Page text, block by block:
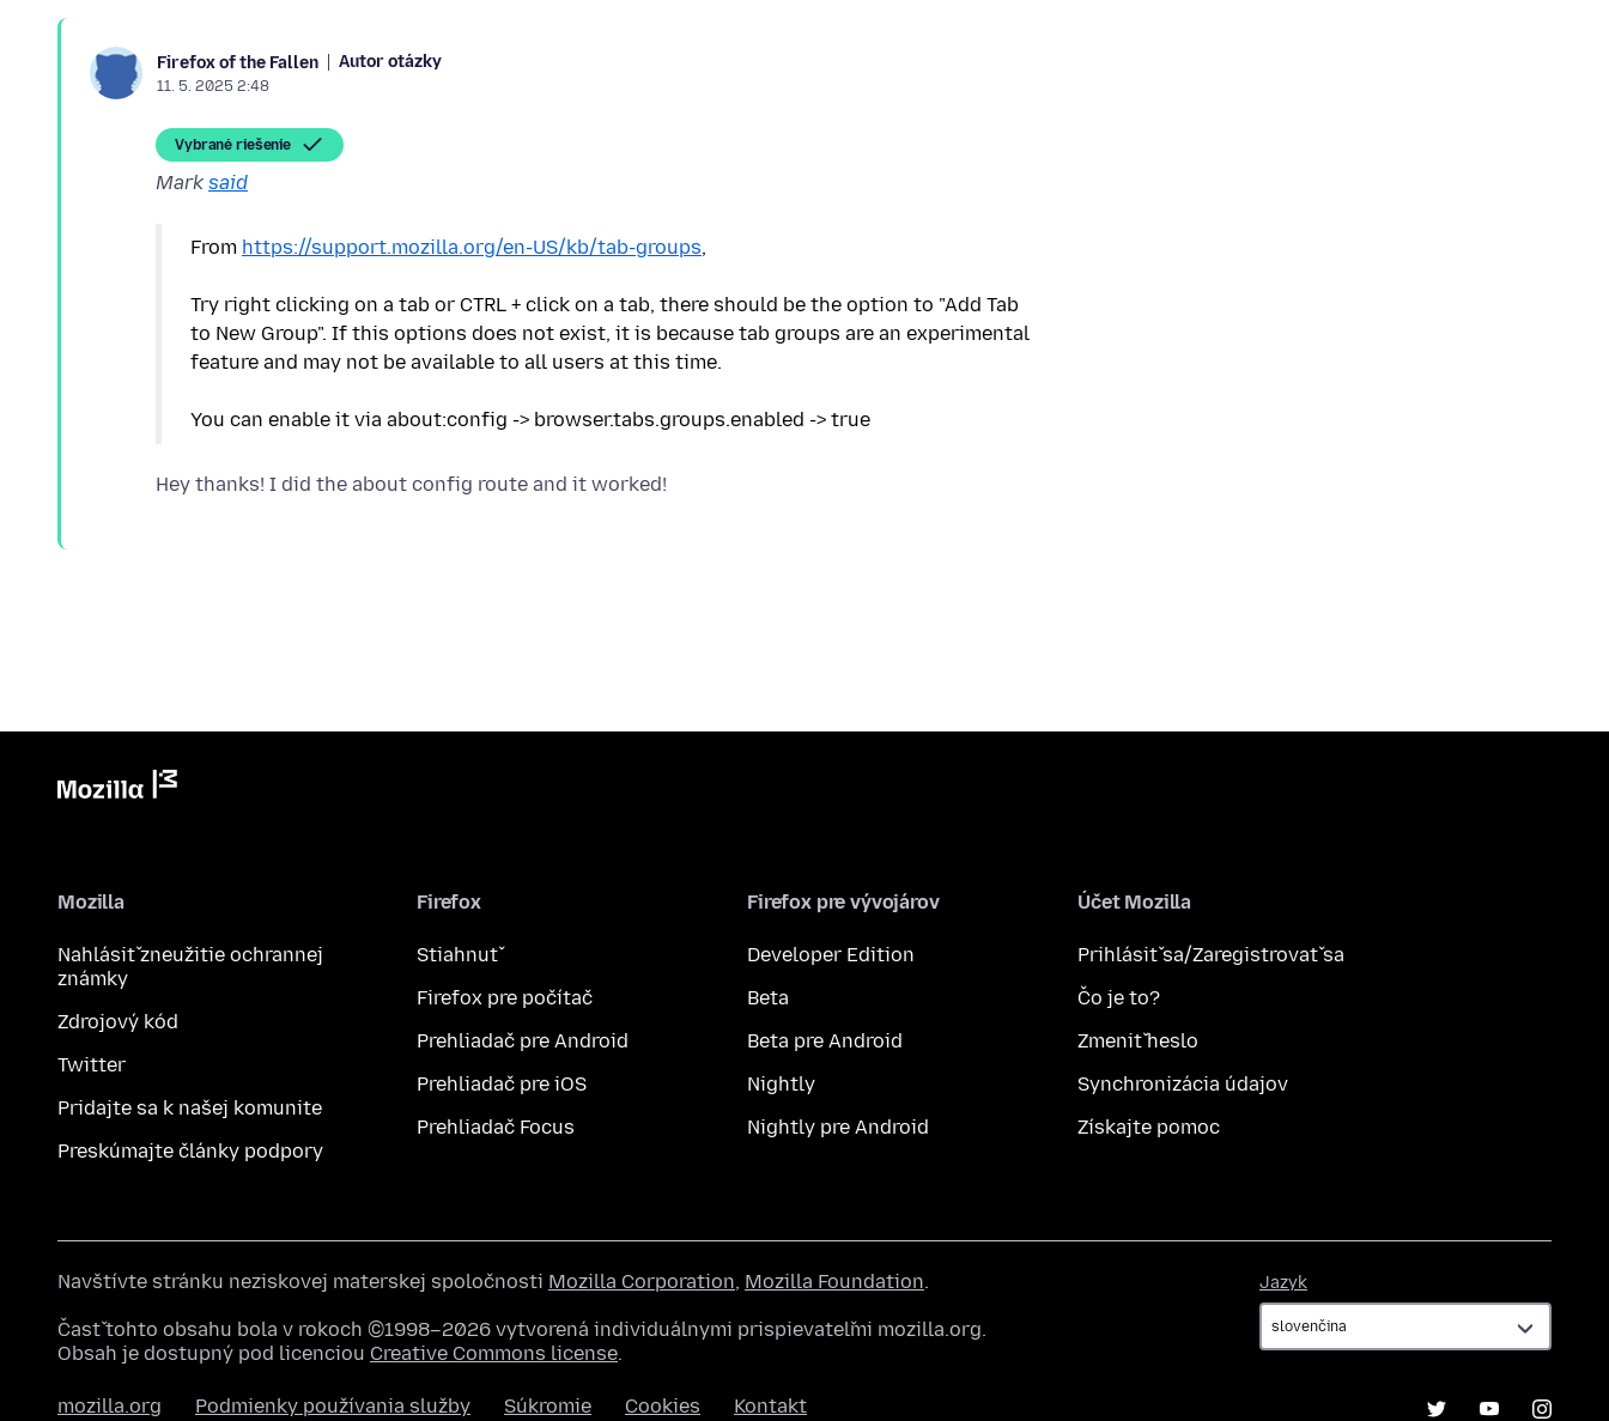
Firefox of the Fallen Autor otázky
11. 5. 2025 2:48
Vybrané riešenie
Marksaid
From https://support.mozilla.org/en-US/kb/tab-groups,
Try right clicking on a tab or CTRL + click on a tab, there should be the option to "Add Tab
to New Group". If this options does not exist, it is because tab groups are an experimental
feature and may not be available to all users at this time.
Mozilla
Nahlásiť zneužitie ochrannej
známky
Zdrojový kód
Twitter
Pridajte sa k našej komunite
Preskúmajte články podpory
Firefox
Stiahnuť
Firefox pre počítač
Prehliadač pre Android
Prehliadač pre iOS
Prehliadač Focus
Firefox pre vývojárov
Developer Edition
Beta
Beta pre Android
Nightly
Nightly pre Android
Účet Mozilla
Prihlásiť sa/Zaregistrovať sa
Čo je to?
Zmeniť heslo
Synchronizácia údajov
Získajte pomoc
Jazyk
Navštívte stránku neziskovej materskej spoločnosti Mozilla Corporation, Mozilla Foundation.
Časť tohto obsahu bola v rokoch ©1998–2026 vytvorená individuálnymi prispievateľmi mozilla.org.
Obsah je dostupný pod licenciou Creative Commons license.
mozilla.org Podmienky používania služby Súkromie Cookies Kontakt